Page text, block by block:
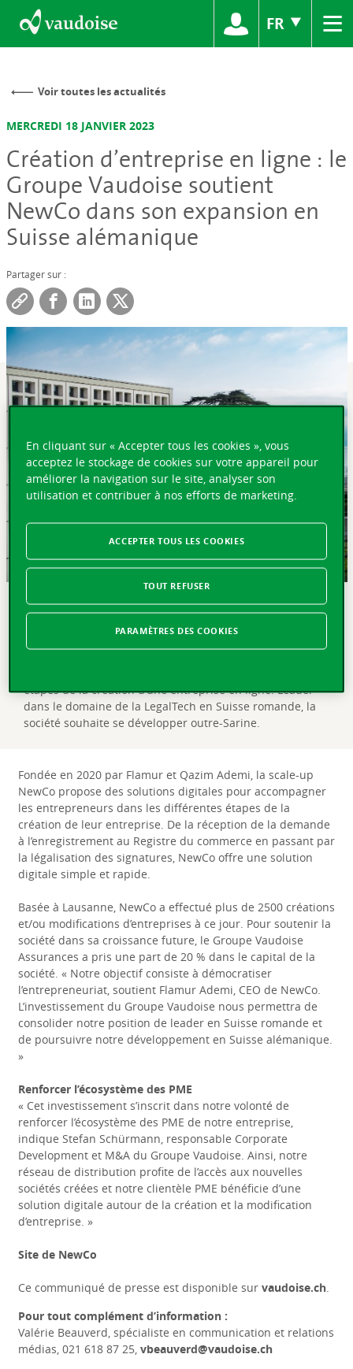
FR ≡
Voir toutes les actualités
MERCREDI 18 JANVIER 2023
Création d’entreprise en ligne : le
Groupe Vaudoise soutient
NewCo dans son expansion en
Suisse alémanique
Partager sur :
EN BREF
étapes de la création d’une entreprise en ligne. Leader
dans le domaine de la LegalTech en Suisse romande, la
société souhaite se développer outre-Sarine.
Fondée en 2020 par Flamur et Qazim Ademi, la scale-up
NewCo propose des solutions digitales pour accompagner
les entrepreneurs dans les différentes étapes de la
création de leur entreprise. De la réception de la demande
à l’enregistrement au Registre du commerce en passant par
la légalisation des signatures, NewCo offre une solution
digitale simple et rapide.
Basée à Lausanne, NewCo a effectué plus de 2500 créations
et/ou modifications d’entreprises à ce jour. Pour soutenir la
société dans sa croissance future, le Groupe Vaudoise
Assurances a pris une part de 20 % dans le capital de la
société. « Notre objectif consiste à démocratiser
l’entrepreneuriat, soutient Flamur Ademi, CEO de NewCo.
L’investissement du Groupe Vaudoise nous permettra de
consolider notre position de leader en Suisse romande et
de poursuivre notre développement en Suisse alémanique.
»
Renforcer l’écosystème des PME
« Cet investissement s’inscrit dans notre volonté de
renforcer l’écosystème des PME de notre entreprise,
indique Stefan Schürmann, responsable Corporate
Development et M&A du Groupe Vaudoise. Ainsi, notre
réseau de distribution profite de l’accès aux nouvelles
sociétés créées et notre clientèle PME bénéficie d’une
solution digitale autour de la création et la modification
d’entreprise. »
Site de NewCo
Ce communiqué de presse est disponible sur vaudoise.ch.
Pour tout complément d’information :
Valérie Beauverd, spécialiste en communication et relations
médias, 021 618 87 25, vbeauverd@vaudoise.ch
En cliquant sur « Accepter tous les cookies », vous
acceptez le stockage de cookies sur votre appareil pour
améliorer la navigation sur le site, analyser son
utilisation et contribuer à nos efforts de marketing.
TOUT REFUSER
ACCEPTER TOUS LES COOKIES
PARAMÈTRES DES COOKIES